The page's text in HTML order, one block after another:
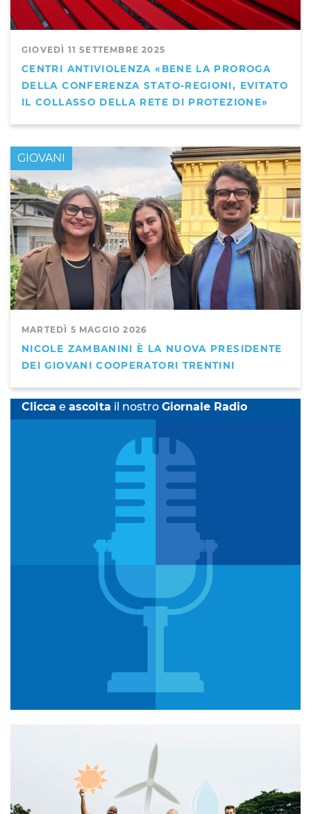
GIOVEDÌ 11 SETTEMBRE 2025
CENTRI ANTIVIOLENZA «BENE LA PROROGA
DELLA CONFERENZA STATO-REGIONI, EVITATO
IL COLLASSO DELLA RETE DI PROTEZIONE»
MARTEDÌ 5 MAGGIO 2026
NICOLE ZAMBANINI È LA NUOVA PRESIDENTE
DEI GIOVANI COOPERATORI TRENTINI
GIOVANI
Clicca e ascolta il nostro Giornale Radio